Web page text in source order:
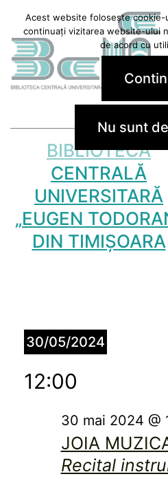
conținut
BIBLIOTECA
CENTRALĂ
UNIVERSITARĂ
„EUGEN
DIN TIMIȘOARA
Evenimente
pentru
mai
2024
30/05/2024
data.
12:00
JOIA
Recital
30 mai 2024 @
Acest website folosește cookie-
continuați vizitarea website-ului
de acord cu
Nu sunt